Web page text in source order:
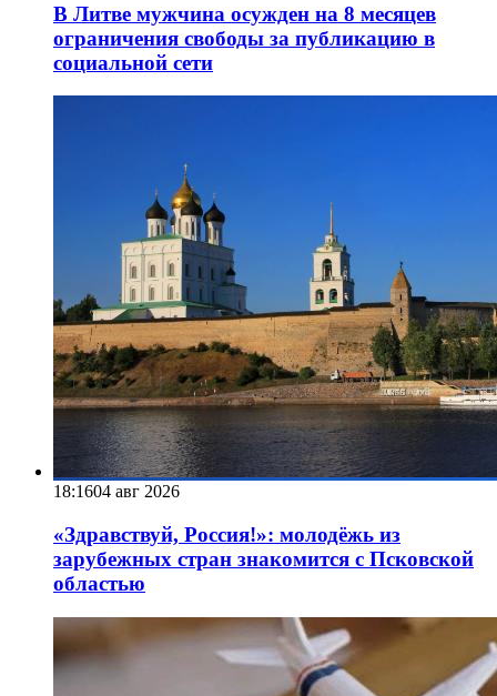
В Литве мужчина осужден на 8 месяцев
ограничения свободы за публикацию в
социальной сети
18:1604 авг 2026
«Здравствуй, Россия!»: молодёжь из
зарубежных стран знакомится с Псковской
областью